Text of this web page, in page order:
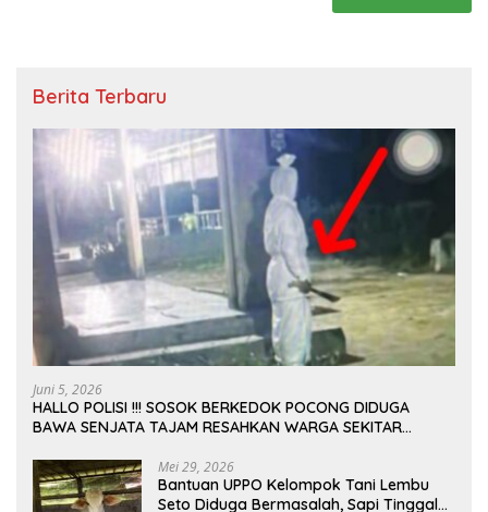
Berita Terbaru
Juni 5, 2026
HALLO POLISI !!! SOSOK BERKEDOK POCONG DIDUGA
BAWA SENJATA TAJAM RESAHKAN WARGA SEKITAR
Mei 29, 2026
Bantuan UPPO Kelompok Tani Lembu
Seto Diduga Bermasalah, Sapi Tinggal